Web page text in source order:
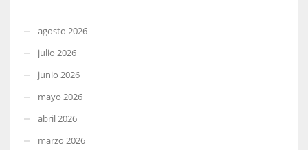
agosto 2026
julio 2026
junio 2026
mayo 2026
abril 2026
marzo 2026